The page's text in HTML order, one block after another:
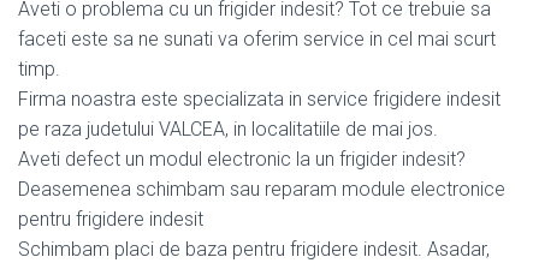
Aveti o problema cu un frigider indesit? Tot ce trebuie sa
faceti este sa ne sunati va oferim service in cel mai scurt
timp.
Firma noastra este specializata in service frigidere indesit
pe raza judetului VALCEA, in localitatiile de mai jos.
Aveti defect un modul electronic la un frigider indesit?
Deasemenea schimbam sau reparam module electronice
pentru frigidere indesit
Schimbam placi de baza pentru frigidere indesit. Asadar,